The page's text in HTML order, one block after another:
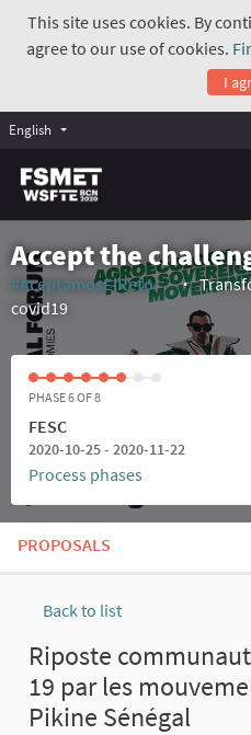
This site uses cookies. By
agree to our use of cookies.
I
English
Accept the
#AceptamosElReto
(External
covid19
PHASE 6 OF 8
FESC
2020-10-25 - 2020-11-22
Process phases
PROPOSALS
Back to list
Riposte
19 par les
Pikine Sénégal